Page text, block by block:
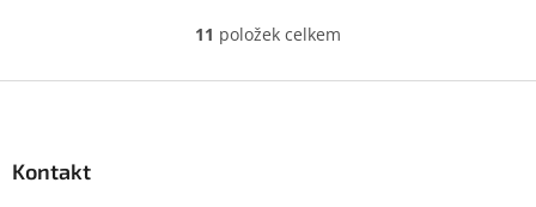
O
l
11 položek celkem
Kontakt